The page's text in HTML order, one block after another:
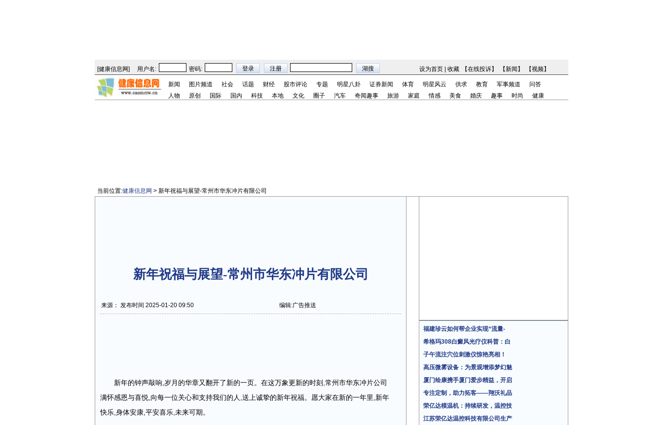
[健康信息网] 用户名: 密码: 设为首页 收藏 【在线投诉】 【新闻 】 【视频】
新闻 图片频道 社会 话题 财经 股市评论 专题 明星八卦 证券新闻 体育 明星风云 供求 教育 军事频道
问答
人物
原创 国际 国内 科技 本地 文化 圈子 汽车 奇闻趣事 旅游 家庭 情感 美食 婚庆 趣事 时尚 健康
当前位置:健康信息网 > 新年祝福与展望-常州市华东冲片有限公司
新年祝福与展望-常州市华东冲片有限公司
来源： 发布时间 2025-01-20 09:50 编辑:广告推送
新年的钟声敲响,岁月的华章又翻开了新的一页。在这万象更新的时刻,常州市华东冲片公司
满怀感恩与喜悦,向每一位关心和支持我们的人,送上诚挚的新年祝福。愿大家在新的一年里,新年
快乐,身体安康,平安喜乐,未来可期。
福建珍云如何帮企业实现“流量-
希格玛308白癜风光疗仪科普：白
子午流注穴位刺激仪惊艳亮相！
高压微雾设备：为景观增添梦幻魅
厦门绘康携手厦门爱步精益，开启
专注定制，助力拓客——翔沃礼品
荣亿达模温机：持续研发，温控技
江苏荣亿达温控科技有限公司生产